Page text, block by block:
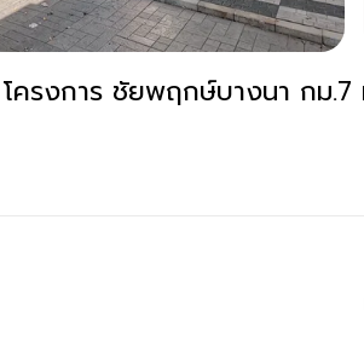
ครงการ ชัยพฤกษ์บางนา กม.7